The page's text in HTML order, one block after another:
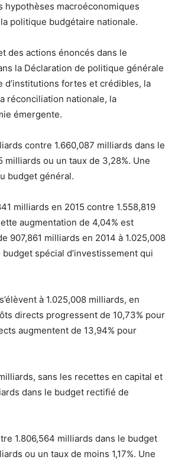
hypothèses macroéconomiques
politique budgétaire nationale.
des actions énoncés dans le
la Déclaration de politique générale
d’institutions fortes et crédibles, la
réconciliation nationale, la
émergente.
contre 1.660,087 milliards dans le
ou un taux de 3,28%. Une
budget général.
milliards en 2015 contre 1.558,819
augmentation de 4,04% est
907,861 milliards en 2014 à 1.025,008
spécial d’investissement qui
à 1.025,008 milliards, en
directs progressent de 10,73% pour
augmentent de 13,94% pour
sans les recettes en capital et
dans le budget rectifié de
1.806,564 milliards dans le budget
ou un taux de moins 1,17%. Une